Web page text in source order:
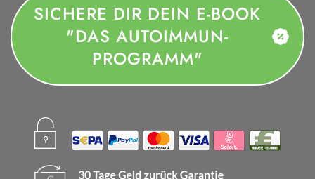
SICHERE DIR DEIN E-BOOK
"DAS AUTOIMMUN-
PROGRAMM"